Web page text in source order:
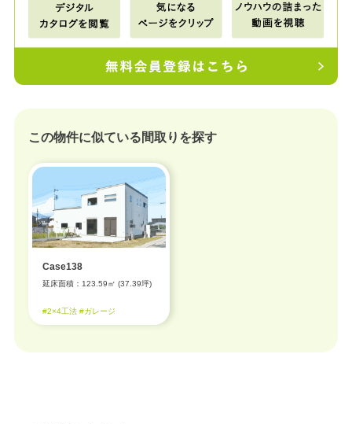
この物件に似ている間取りを探す
Case138
延床面積：123.59㎡ (37.39坪)
#2×4工法 #ガレージ